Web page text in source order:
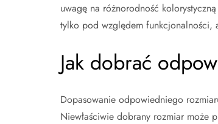
uwagę na różnorodność
tylko pod względem funkcjonalności,
Jak dobrać
Dopasowanie odpowiedniego
Niewłaściwie dobrany rozmiar może